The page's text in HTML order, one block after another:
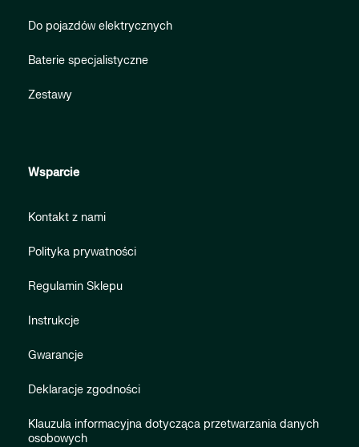
Do pojazdów elektrycznych
Baterie specjalistyczne
Zestawy
Wsparcie
Kontakt z nami
Polityka prywatności
Regulamin Sklepu
Instrukcje
Gwarancje
Deklaracje zgodności
Klauzula informacyjna dotycząca przetwarzania danych
osobowych